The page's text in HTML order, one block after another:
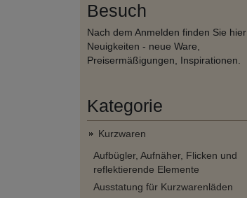
Besuch
Nach dem Anmelden finden Sie hier
Neuigkeiten - neue Ware,
Preisermäßigungen, Inspirationen.
Kategorie
Kurzwaren
Aufbügler, Aufnäher, Flicken und
reflektierende Elemente
Ausstatung für Kurzwarenläden